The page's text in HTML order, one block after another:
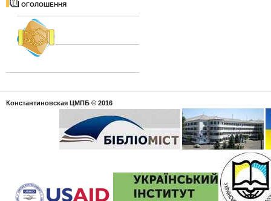
ОГОЛОШЕННЯ
Константиновская ЦМПБ © 2016